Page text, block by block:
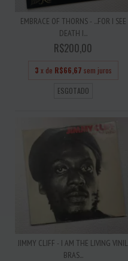
EMBRACE OF THORNS - ...FOR I SEE
DEATH I...
R$200,00
3 x de R$66,67 sem juros
ESGOTADO
JIMMY CLIFF - I AM THE LIVING VINIL
BRAS...